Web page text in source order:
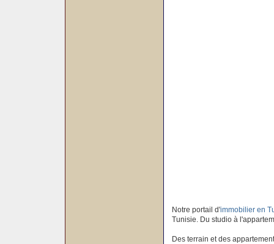
Notre portail d'immobilier en
Tunisie. Du studio à
Des terrain et des